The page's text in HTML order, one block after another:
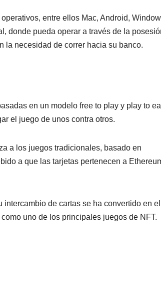
entre ellos Mac, Android,
donde pueda operar a través de la
la necesidad de correr hacia su banco.
en un modelo free to play y play to
el juego de unos contra otros.
a los juegos tradicionales, basado en
a que las tarjetas pertenecen a
de cartas se ha convertido en el
uno de los principales juegos de NFT.